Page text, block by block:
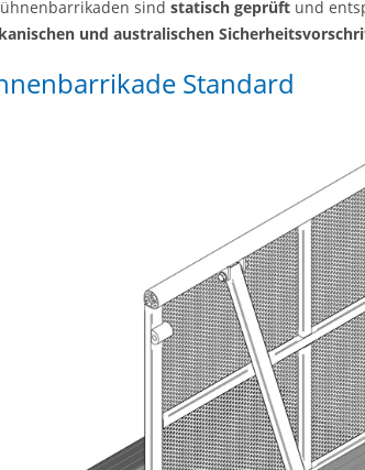
sind statisch geprüft und
und australischen
Standard